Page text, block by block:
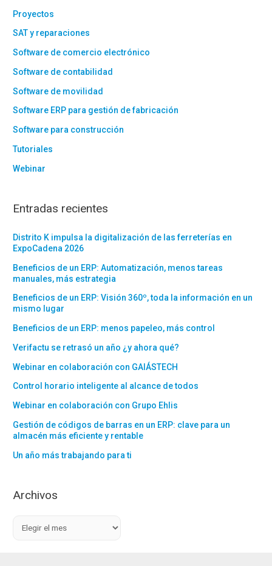
Proyectos
SAT y reparaciones
Software de comercio electrónico
Software de contabilidad
Software de movilidad
Software ERP para gestión de fabricación
Software para construcción
Tutoriales
Webinar
Entradas recientes
Distrito K impulsa la digitalización de las ferreterías en
ExpoCadena 2026
Beneficios de un ERP: Automatización, menos tareas
manuales, más estrategia
Beneficios de un ERP: Visión 360º, toda la información en un
mismo lugar
Beneficios de un ERP: menos papeleo, más control
Verifactu se retrasó un año ¿y ahora qué?
Webinar en colaboración con GAIÁSTECH
Control horario inteligente al alcance de todos
Webinar en colaboración con Grupo Ehlis
Gestión de códigos de barras en un ERP: clave para un
almacén más eficiente y rentable
Un año más trabajando para ti
Archivos